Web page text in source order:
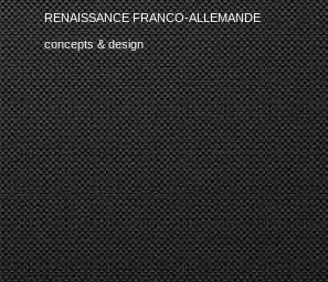
RENAISSANCE FRANCO-ALLEMANDE
concepts & design